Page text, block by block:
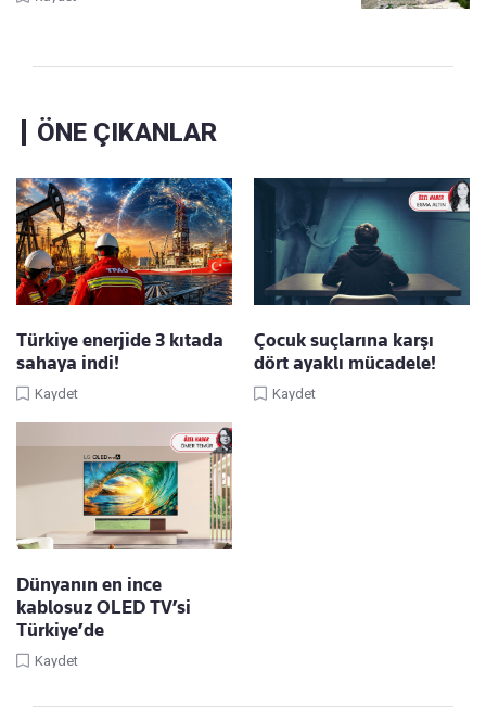
ÖNE ÇIKANLAR
Türkiye enerjide 3 kıtada
sahaya indi!
Kaydet
Çocuk suçlarına karşı
dört ayaklı mücadele!
Kaydet
Dünyanın en ince
kablosuz OLED TV’si
Türkiye’de
Kaydet